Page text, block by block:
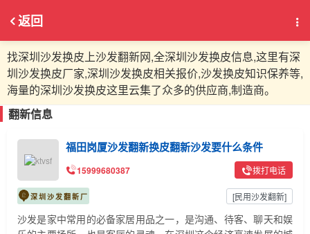
返回
找深圳沙发换皮上沙发翻新网,全深圳沙发换皮信息,这里有深
圳沙发换皮厂家,深圳沙发换皮相关报价,沙发换皮知识保养等,
海量的深圳沙发换皮这里云集了众多的供应商,制造商。
翻新信息
福田岗厦沙发翻新换皮翻新沙发要什么条件
15999680387 拨打电话
深圳沙发翻新厂 [民用沙发翻新]
沙发是家中常用的必备家居用品之一，是沟通、待客、聊天和娱